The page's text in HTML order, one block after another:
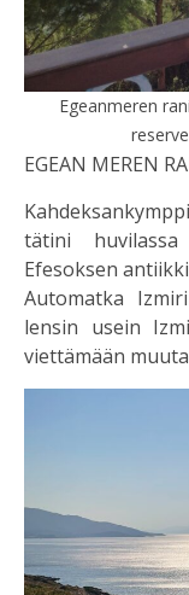
Egeanmeren
EGEAN MEREN
tätini huvilassa
Efesoksen
Automatka
lensin usein
viettämään